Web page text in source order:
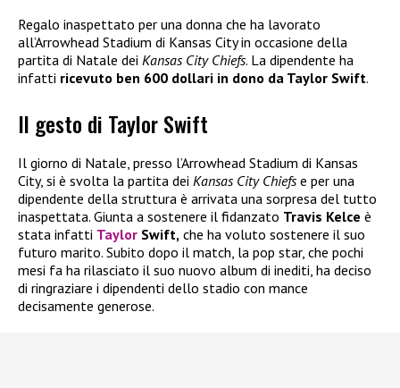
Regalo inaspettato per una donna che ha lavorato
all’Arrowhead Stadium di Kansas City in occasione della
partita di Natale dei Kansas City Chiefs. La dipendente ha
infatti ricevuto ben 600 dollari in dono da Taylor Swift.
Il gesto di Taylor Swift
Il giorno di Natale, presso l’Arrowhead Stadium di Kansas
City, si è svolta la partita dei Kansas City Chiefse per una
dipendente della struttura è arrivata una sorpresa del tutto
inaspettata. Giunta a sostenere il fidanzato Travis Kelce è
stata infatti Taylor Swift, che ha voluto sostenere il suo
futuro marito. Subito dopo il match, la pop star, che pochi
mesi fa ha rilasciato il suo nuovo album di inediti, ha deciso
di ringraziare i dipendenti dello stadio con mance
decisamente generose.